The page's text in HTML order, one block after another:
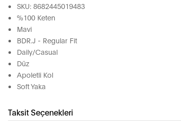
SKU: 8682445019483
%100 Keten
Mavi
BDR.J - Regular Fit
Daily/Casual
Düz
Apoletli Kol
Soft Yaka
Taksit Seçenekleri